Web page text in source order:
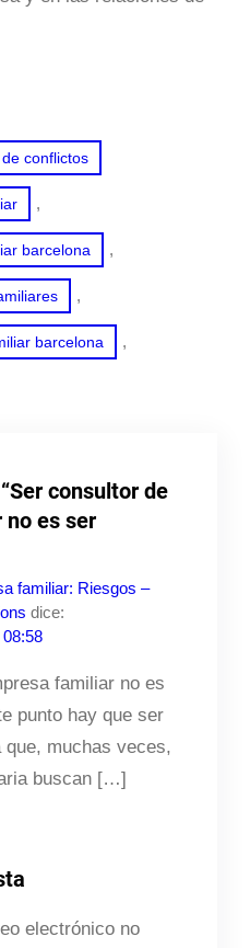
conflictos
,
barcelona ,
,
barcelona ,
consultor de
es ser
familiar: Riesgos –
dice:
familiar no es
punto hay que ser
muchas veces,
buscan […]
electrónico no